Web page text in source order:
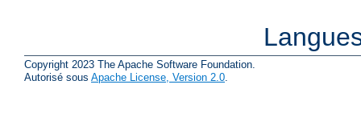
Copyright 2023 The Apache Software Foundation.
Autorisé sous Apache License, Version 2.0